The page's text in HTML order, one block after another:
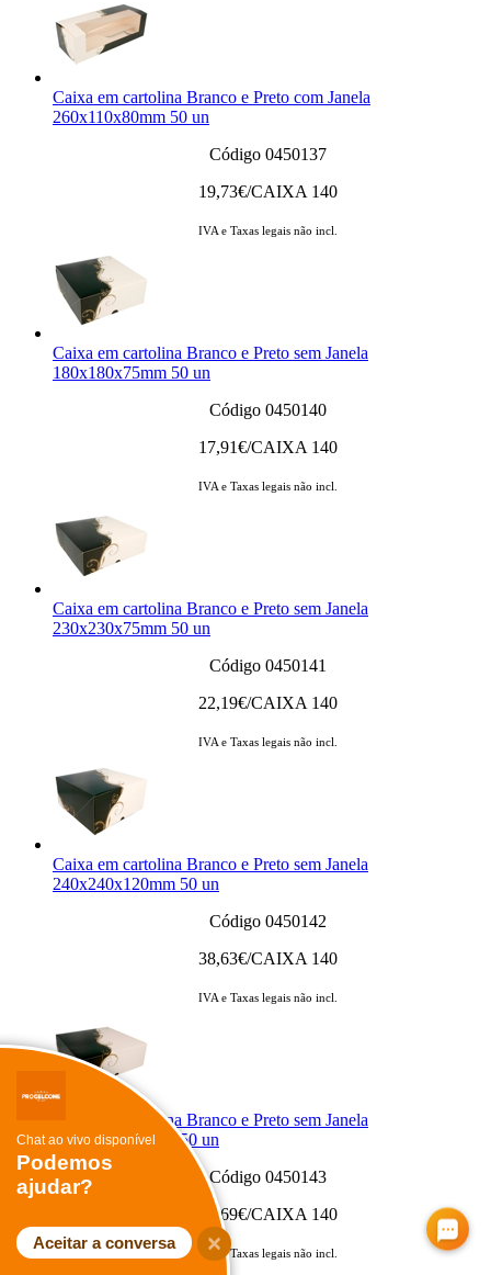
Caixa em cartolina Branco e Preto com Janela
260x110x80mm 50 un
Código 0450137
19,73€/CAIXA 140
IVA e Taxas legais não incl.
Caixa em cartolina Branco e Preto sem Janela
180x180x75mm 50 un
Código 0450140
17,91€/CAIXA 140
IVA e Taxas legais não incl.
Caixa em cartolina Branco e Preto sem Janela
230x230x75mm 50 un
Código 0450141
22,19€/CAIXA 140
IVA e Taxas legais não incl.
Caixa em cartolina Branco e Preto sem Janela
240x240x120mm 50 un
Código 0450142
38,63€/CAIXA 140
IVA e Taxas legais não incl.
Caixa em cartolina Branco e Preto sem Janela
280x280x100mm 50 un
Código 0450143
39,69€/CAIXA 140
IVA e Taxas legais não incl.
Chat ao vivo disponível
Podemos
ajudar?
Aceitar a conversa